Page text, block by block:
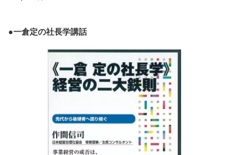
●一倉定の社長学講話